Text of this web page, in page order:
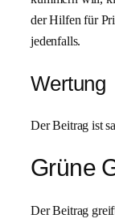
der Hilfen für
jedenfalls.
Wertung
Der Beitrag ist
Grüne
Der Beitrag